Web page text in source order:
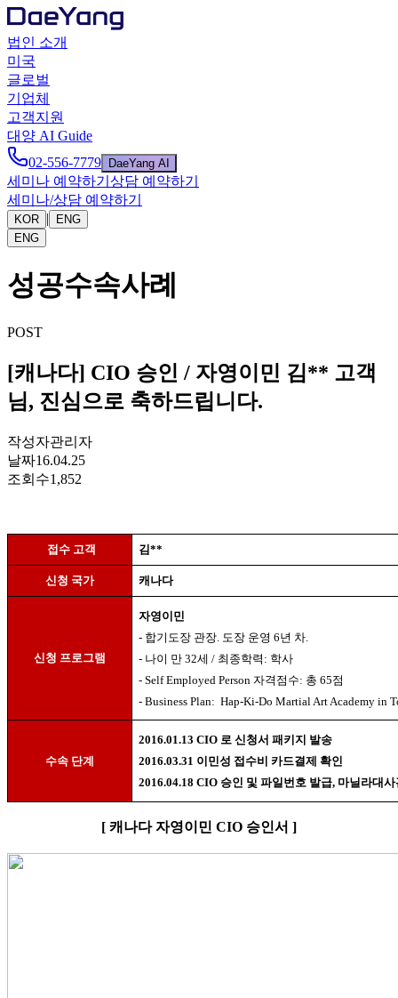
법인 소개
미국
글로벌
기업체
고객지원
대양 AI Guide
02-556-7779
DaeYang AI
세미나 예약하기 상담 예약하기
세미나/상담 예약하기
KOR |
ENG
ENG
성공수속사례
POST
[캐나다] CIO 승인 / 자영이민 김** 고객
님, 진심으로 축하드립니다.
작성자관리자
날짜16.04.25
조회수1,852
접수 고객 김**
신청 국가 캐나다
신청 프로그램
자영이민
- 합기도장 관장 도장 운영 6년 차
- 나이 만 32세 / 최종학력 : 학사
- Self Employed Person자격점수: 총 65점
- Business Plan: Hap-Ki-Do Martial Art Academy in
수속 단계
2016.01.13 CIO 로 신청서 패키지 발송
2016.03.31 이민성 접수비 카드결제 확인
2016.04.18 CIO 승인 및 파일번호 발급, 마닐라대
[ 캐나다 자영이민 CIO 승인서 ]